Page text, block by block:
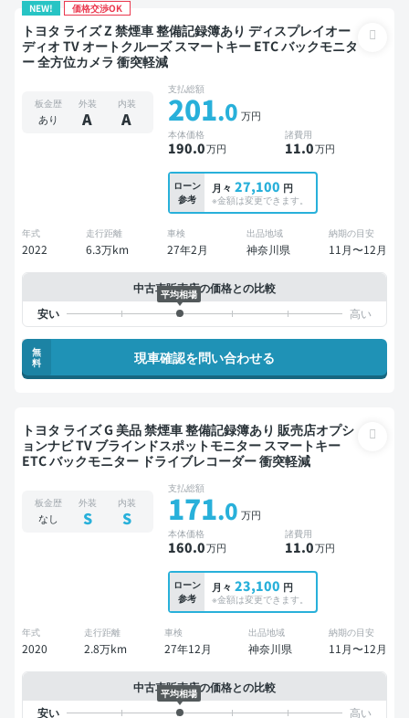
NEW! 価格交渉OK
トヨタ ライズ Z 禁煙車 整備記録簿あり ディスプレイオー
ディオ TV オートクルーズ スマートキー ETC バックモニタ
ー 全方位カメラ 衝突軽減
板金歴
あり
外装
A
内装
A
支払総額
201.0 万円
本体価格
190.0万円
諸費用
11.0万円
ローン
参考
月々 27,100 円
※金額は変更できます。
年式
2022
走行距離
6.3万km
車検
27年2月
出品地域
神奈川県
納期の目安
11月〜12月
中古車販売店の価格との比較
平均相場
無
料
現車確認を問い合わせる
トヨタ ライズ G 美品 禁煙車 整備記録簿あり 販売店オプシ
ョンナビ TV ブラインドスポットモニター スマートキー
ETC バックモニター ドライブレコーダー 衝突軽減
板金歴
なし
外装
S
内装
S
支払総額
171.0 万円
本体価格
160.0万円
諸費用
11.0万円
ローン
参考
月々 23,100 円
※金額は変更できます。
年式
2020
走行距離
2.8万km
車検
27年12月
出品地域
神奈川県
納期の目安
11月〜12月
中古車販売店の価格との比較
平均相場